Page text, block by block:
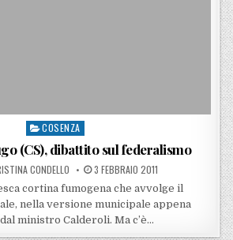
Posted in
COSENZA
(CS), dibattito sul federalismo
CONDELLO POSTED ON
3 FEBBRAIO 2011
cortina fumogena che avvolge il
nella versione municipale appena
ministro Calderoli. Ma c’è…